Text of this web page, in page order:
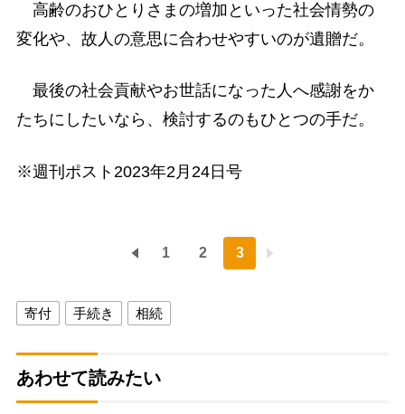
高齢のおひとりさまの増加といった社会情勢の
変化や、故人の意思に合わせやすいのが遺贈だ。
最後の社会貢献やお世話になった人へ感謝をか
たちにしたいなら、検討するのもひとつの手だ。
※週刊ポスト2023年2月24日号
1 2 3
寄付 手続き 相続
あわせて読みたい